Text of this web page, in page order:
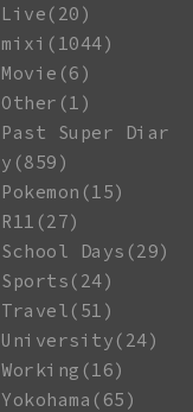
Live(20)
mixi(1044)
Movie(6)
Other(1)
Past Super Diar
y(859)
Pokemon(15)
R11(27)
School Days(29)
Sports(24)
Travel(51)
University(24)
Working(16)
Yokohama(65)